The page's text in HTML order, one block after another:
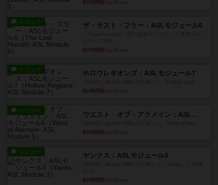
約3時間前
レビュー ザ・ラスト・フラー：ASLモジュール6
約3時間前
レビュー ホロウレギオンズ：ASLモジュール7
約4時間前
レビュー
ウエスト・オブ・アラメイン：ASLモジュール5
約4時間前
レビュー ヤンクス：ASLモジュール3
約4時間前